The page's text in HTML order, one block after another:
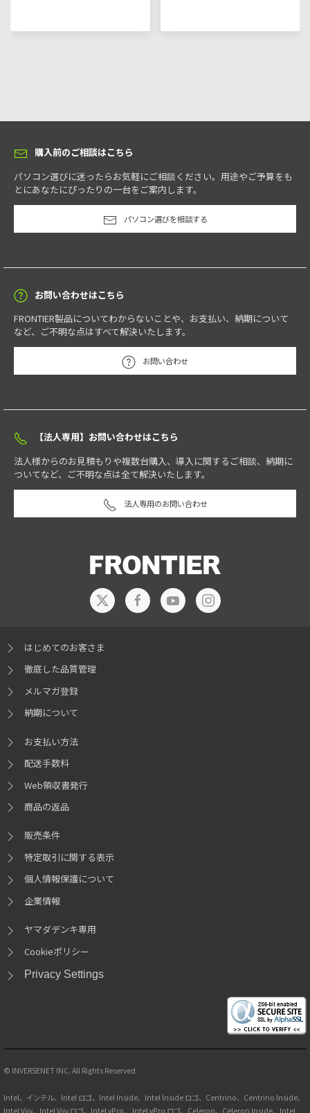
購入前のご相談はこちら
パソコン選びに迷ったらお気軽にご相談ください。用途やご予算をも
とにあなたにぴったりの一台をご案内します。
パソコン選びを相談する
お問い合わせはこちら
FRONTIER製品についてわからないことや、お支払い、納期について
など、ご不明な点はすべて解決いたします。
お問い合わせ
【法人専用】お問い合わせはこちら
法人様からのお見積もりや複数台購入、導入に関するご相談、納期に
ついてなど、ご不明な点は全て解決いたします。
法人専用のお問い合わせ
はじめてのお客さま
徹底した品質管理
メルマガ登録
納期について
お支払い方法
配送手数料
Web領収書発行
商品の返品
販売条件
特定取引に関する表示
個人情報保護について
企業情報
ヤマダデンキ専用
Cookieポリシー
Privacy Settings
© INVERSENET INC. All Rights Reserved
Intel、インテル、Intel ロゴ、Intel Inside、Intel Inside ロゴ、Centrino、Centrino Inside、
Intel Viiv、Intel Viiv ロゴ、Intel vPro、 Intel vPro ロゴ、Celeron、Celeron Inside、Intel